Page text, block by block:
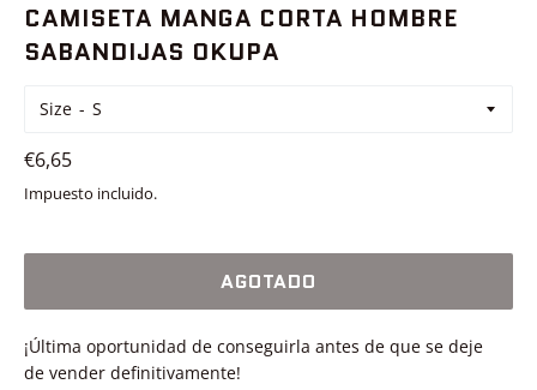
CAMISETA MANGA CORTA HOMBRE
SABANDIJAS OKUPA
Size
Precio
habitual
€6,65
Impuesto incluido.
AGOTADO
¡Última oportunidad de conseguirla antes de que se deje
de vender definitivamente!